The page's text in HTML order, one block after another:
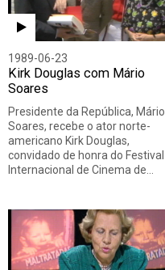
1989-06-23
Kirk Douglas com Mário
Soares
Presidente da República, Mário
Soares, recebe o ator norte-
americano Kirk Douglas,
convidado de honra do Festival
Internacional de Cinema de…